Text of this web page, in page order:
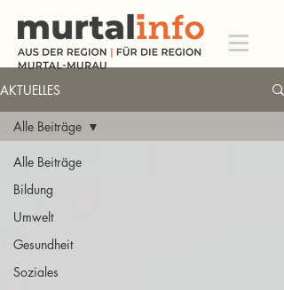
AKTUELLES
Alle Beiträge
Bildung
Umwelt
Gesundheit
Soziales
Alle Beiträge